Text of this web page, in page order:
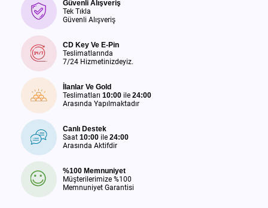
Güvenli Alışveriş
Tek Tıkla
Güvenli Alışveriş
CD Key Ve E-Pin
Teslimatlarında
7/24 Hizmetinizdeyiz.
İlanlar Ve Gold
Teslimatları 10:00 ile 24:00
Arasında Yapılmaktadır
Canlı Destek
Saat 10:00 ile 24:00
Arasında Aktifdir
%100 Memnuniyet
Müşterilerimize %100
Memnuniyet Garantisi